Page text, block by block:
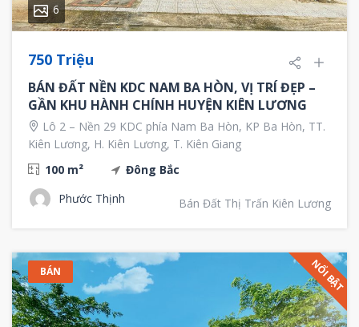
6
750 Triệu
BÁN ĐẤT NỀN KDC NAM BA HÒN, VỊ TRÍ ĐẸP –
GẦN KHU HÀNH CHÍNH HUYỆN KIÊN LƯƠNG
Lô 2 – Nền 29 KDC phía Nam Ba Hòn, KP Ba Hòn, TT.
Kiên Lương, H. Kiên Lương, T. Kiên Giang
100 m²
Đông Bắc
Phước Thịnh
Bán Đất Thị Trấn Kiên Lương
BÁN NỔI BẬT